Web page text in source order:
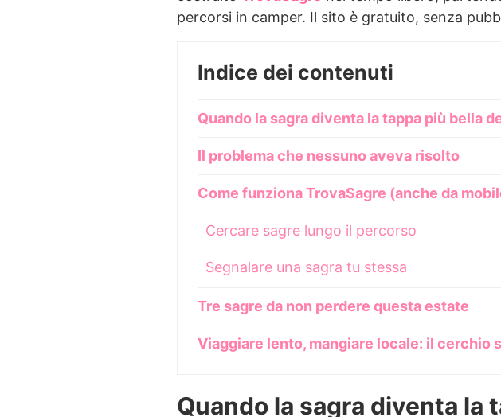
percorsi in camper. Il sito è gratuito, senza
Indice dei contenuti
Quando la sagra diventa la tappa più bella
Il problema che nessuno aveva risolto
Come funziona TrovaSagre (anche da
Cercare sagre lungo il percorso
Segnalare una sagra tu stessa
Tre sagre da non perdere questa estate
Viaggiare lento, mangiare locale: il cerchio
Quando la sagra diventa la